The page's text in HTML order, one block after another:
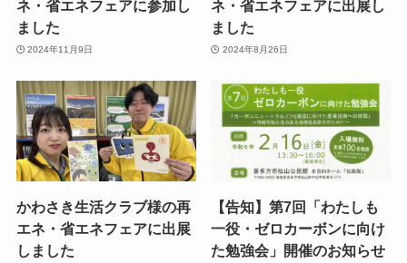
ネ・省エネフェアに参加し
ました
2024年11月9日
ネ・省エネフェアに出展し
ました
2024年8月26日
かわさき生活クラブ様の再
エネ・省エネフェアに出展
しました
【告知】第7回「わたしも
一役・ゼロカーボンに向け
た勉強会」開催のお知らせ